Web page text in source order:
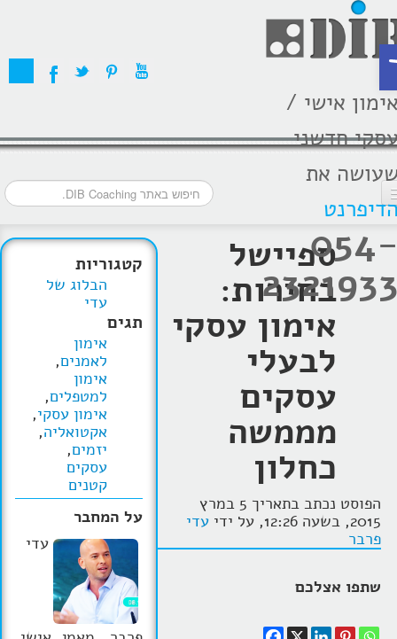
אישי /
חדשני
את
מסלולי אימון
בתקשורת
שאלות תשובות
קטגוריות
הבלוג של
עדי
תגים
אימון
לאמנים,
אימון
למטפלים,
אימון עסקי,
אקטואליה,
יזמים,
עסקים
קטנים
על המחבר
עדי
ספיישל
בחירות:
אימון עסקי
לבעלי
עסקים
מממשה
כחלון
הפוסט נכתב בתאריך 5 במרץ
2015, בשעה 12:26, על ידי
עדי
פרבר
שתפו אצלכם